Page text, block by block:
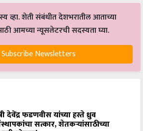
व्हा. शेती संबंधीत देशभरातील आताच्या
आमच्या न्यूसलेटरची सदस्यता घ्या.
Subscribe Newsletters
देवेंद्र फडणवीस यांच्या हस्ते ध्रुव
सत्कार, शेतकऱ्यांसाठीच्या
नवी ओळख!